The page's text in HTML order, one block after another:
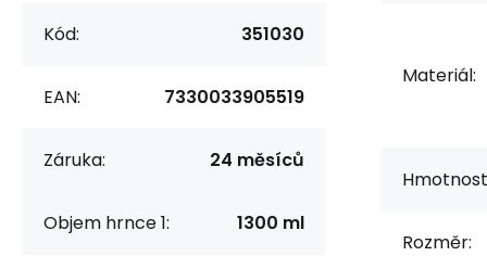
Kód: 351030
EAN: 7330033905519
Záruka: 24 měsíců
Objem hrnce 1: 1300 ml
Materiál:
Rozměr: